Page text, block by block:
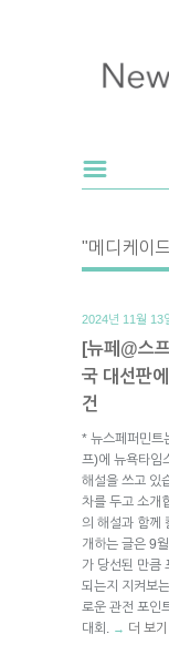
"메디케이
2024년 11월 13
[뉴페@스
국 대선판
건
* 뉴스페퍼민트
프)에 뉴욕타임
해설을 쓰고 있
차를 두고 소개
의 해설과 함께
개하는 글은 9
가 당선된 만큼
되는지 지켜보
로운 관전 포인
대회.
→ 더 보기